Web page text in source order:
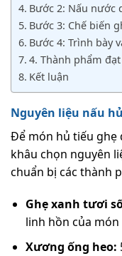
Bước 2: Nấu
Bước 3: Chế biến
Bước 4: Trình bày
4. Thành phẩm
Kết luận
Nguyên liệu nấu
Để món hủ tiếu ghẹ
khâu chọn nguyên
chuẩn bị các thành
Ghẹ xanh tươi
linh hồn của món
Xương ống heo: